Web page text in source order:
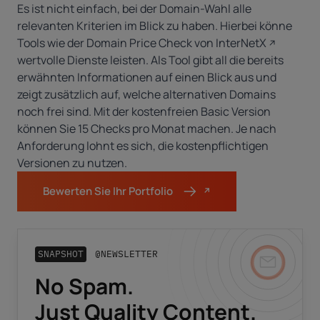
Es ist nicht einfach, bei der Domain-Wahl alle
relevanten Kriterien im Blick zu haben. Hierbei könne
Tools wie derDomain Price Check von InterNetX
wertvolle Dienste leisten. Als Toolgibt all die bereits
erwähnten Informationen auf einen Blick aus und
zeigt zusätzlich auf, welche alternativen Domains
noch frei sind. Mit der kostenfreien Basic Version
können Sie 15 Checks pro Monat machen. Je nach
Anforderung lohnt es sich, die kostenpflichtigen
Versionen zu nutzen.
Bewerten Sie Ihr Portfolio
SNAPSHOT @NEWSLETTER
No Spam.
Just Quality Content.
Business-E-Mail*